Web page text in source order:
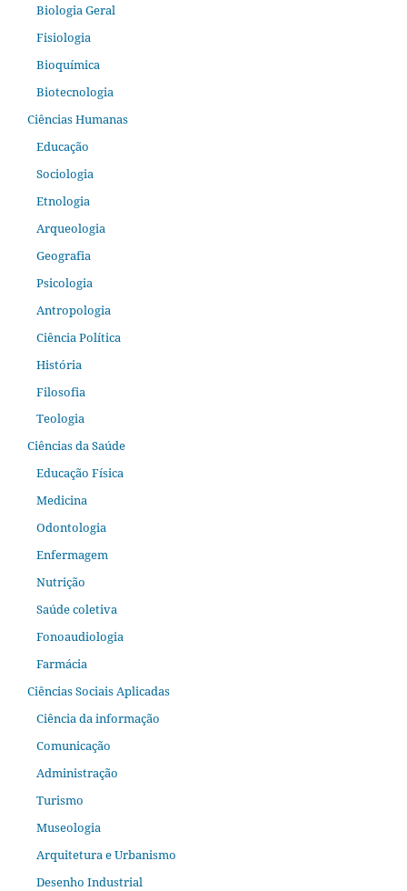
Biologia Geral
Fisiologia
Bioquímica
Biotecnologia
Ciências Humanas
Educação
Sociologia
Etnologia
Arqueologia
Geografia
Psicologia
Antropologia
Ciência Política
História
Filosofia
Teologia
Ciências da Saúde
Educação Física
Medicina
Odontologia
Enfermagem
Nutrição
Saúde coletiva
Fonoaudiologia
Farmácia
Ciências Sociais Aplicadas
Ciência da informação
Comunicação
Administração
Turismo
Museologia
Arquitetura e Urbanismo
Desenho Industrial